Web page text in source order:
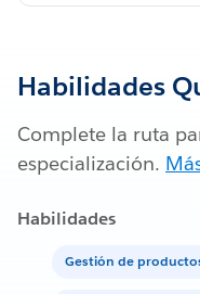
Habilidades
Complete la ruta
especialización.
Habilidades
Gestión de